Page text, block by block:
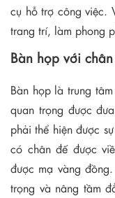
cụ hỗ trợ công việc.
trang trí, làm phong
Bàn họp với
Bàn họp là trung
quan trọng được
phải thể hiện được
có chân đế được
được mạ vàng
trọng và nâng tầm